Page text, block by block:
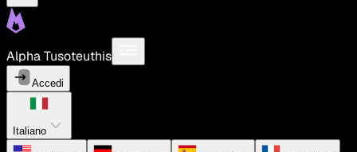
Alpha Tusoteuthis
Accedi
Italiano